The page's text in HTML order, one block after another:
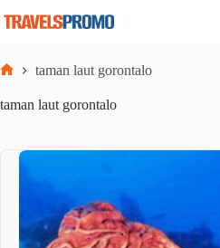
taman laut gorontalo
taman laut gorontalo